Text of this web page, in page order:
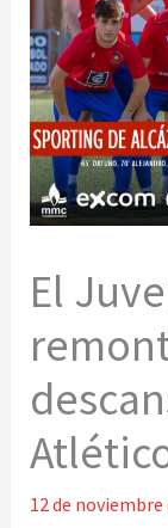
El
12 de noviembre